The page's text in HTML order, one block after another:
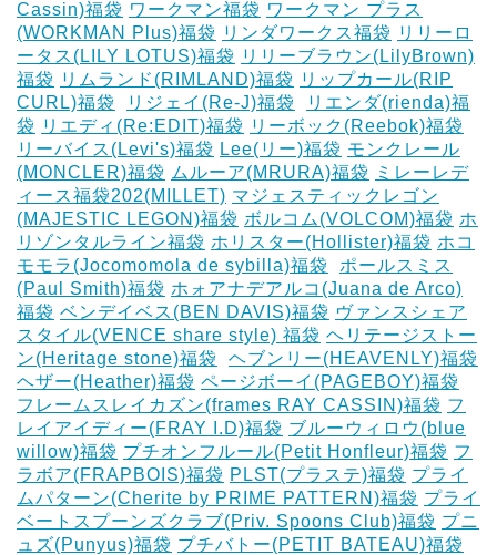
Cassin)福袋 ワークマン福袋 ワークマン プラス
(WORKMAN Plus)福袋 リンダワークス福袋 リリーロ
ータス(LILY LOTUS)福袋 リリーブラウン(LilyBrown)
福袋 リムランド(RIMLAND)福袋 リップカール(RIP
CURL)福袋
リジェイ(Re-J)福袋
リエンダ(rienda)福
袋 リエディ(Re:EDIT)福袋 リーボック(Reebok)福袋
リーバイス(Levi's)福袋 Lee(リー)福袋 モンクレール
(MONCLER)福袋 ムルーア(MRURA)福袋
ミレーレデ
ィース福袋202(MILLET) マジェスティックレゴン
(MAJESTIC LEGON)福袋 ボルコム(VOLCOM)福袋 ホ
リゾンタルライン福袋 ホリスター(Hollister)福袋 ホコ
モモラ(Jocomomola de sybilla)福袋
ポールスミス
(Paul Smith)福袋 ホォアナデアルコ(Juana de Arco)
福袋 ベンデイベス(BEN DAVIS)福袋 ヴァンスシェア
スタイル(VENCE share style) 福袋 ヘリテージストー
ン(Heritage stone)福袋
ヘブンリー(HEAVENLY)福袋
ヘザー(Heather)福袋 ページボーイ(PAGEBOY)福袋
フレームスレイカズン(frames RAY CASSIN)福袋 フ
レイアイディー(FRAY I.D)福袋 ブルーウィロウ(blue
willow)福袋 プチオンフルール(Petit Honfleur)福袋 フ
ラボア(FRAPBOIS)福袋 PLST(プラステ)福袋 プライ
ムパターン(Cherite by PRIME PATTERN)福袋 プライ
ベートスプーンズクラブ(Priv. Spoons Club)福袋 プニ
ュズ(Punyus)福袋 プチバトー(PETIT BATEAU)福袋